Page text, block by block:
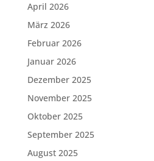
April 2026
März 2026
Februar 2026
Januar 2026
Dezember 2025
November 2025
Oktober 2025
September 2025
August 2025